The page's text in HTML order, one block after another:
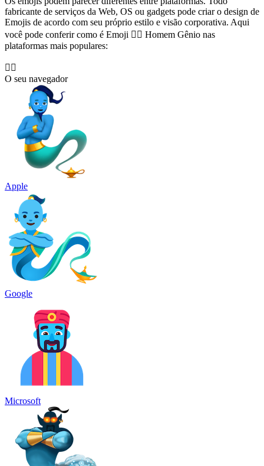
fabricante de serviços da Web, OS ou gadgets pode criar o design de
Emojis de acordo com seu próprio estilo e visão corporativa. Aqui
você pode conferir como é Emoji 🧞‍♂️ Homem Gênio nas
plataformas mais populares:
🧞‍♂️
O seu navegador
Apple
Google
Microsoft